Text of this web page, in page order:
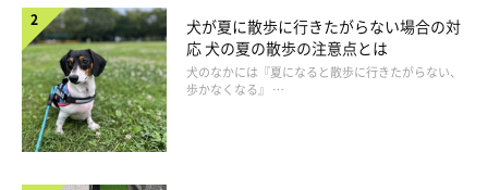
犬が夏に散歩に行きたがらない場合の対
応 犬の夏の散歩の注意点とは
犬のなかには『夏になると散歩に行きたがらない、
歩かなくなる』 …